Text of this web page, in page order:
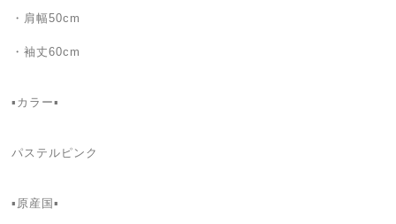
・肩幅50cm
・袖丈60cm
▪️カラー▪️
パステルピンク
▪️原産国▪️